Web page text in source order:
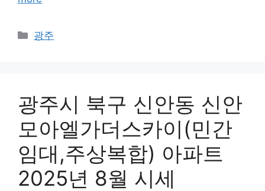
Categories
광주
광주시 북구 신안동 신안
모아엘가더스카이(민간
임대,주상복합) 아파트
2025년 8월 시세